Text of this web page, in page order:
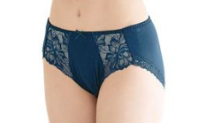
よくある質問とお問い合わせ
抗菌防臭